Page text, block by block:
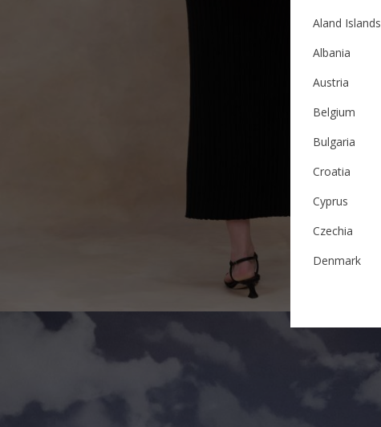
Aland Islands
Albania
Austria
Belgium
Bulgaria
Croatia
Cyprus
Czechia
Denmark